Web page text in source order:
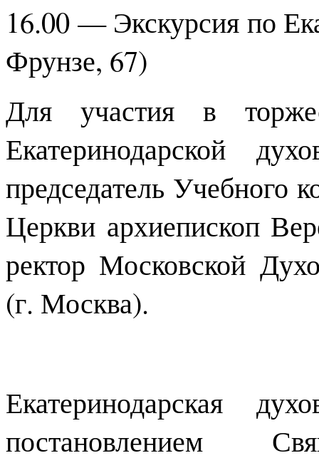
16.00 — Экскурсия по
Фрунзе, 67)
Для участия в
Екатеринодарской
председатель Учебного
Церкви архиепископ
ректор Московской
(г. Москва).
Екатеринодарская
постановлением